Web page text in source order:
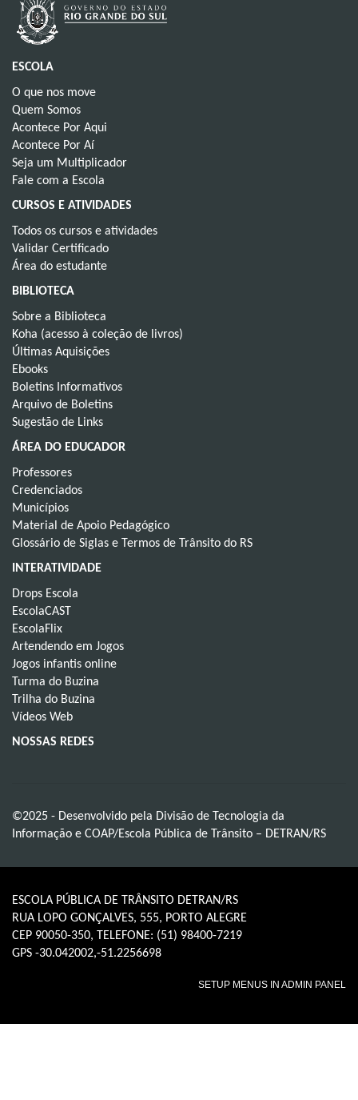
ESCOLA
O que nos move
Quem Somos
Acontece Por Aqui
Acontece Por Aí
Seja um Multiplicador
Fale com a Escola
CURSOS E ATIVIDADES
Todos os cursos e atividades
Validar Certificado
Área do estudante
BIBLIOTECA
Sobre a Biblioteca
Koha (acesso à coleção de livros)
Últimas Aquisições
Ebooks
Boletins Informativos
Arquivo de Boletins
Sugestão de Links
ÁREA DO EDUCADOR
Professores
Credenciados
Municípios
Material de Apoio Pedagógico
Glossário de Siglas e Termos de Trânsito do RS
INTERATIVIDADE
Drops Escola
EscolaCAST
EscolaFlix
Artendendo em Jogos
Jogos infantis online
Turma do Buzina
Trilha do Buzina
Vídeos Web
NOSSAS REDES
©2025 - Desenvolvido pela Divisão de Tecnologia da
Informação e COAP/Escola Pública de Trânsito – DETRAN/RS
ESCOLA PÚBLICA DE TRÂNSITO DETRAN/RS
RUA LOPO GONÇALVES, 555, PORTO ALEGRE
CEP 90050-350, TELEFONE: (51) 98400-7219
GPS -30.042002,-51.2256698
SETUP MENUS IN ADMIN PANEL